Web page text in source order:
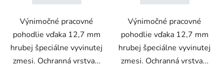
Výnimočné pracovné
pohodlie vďaka 12,7 mm
hrubej špeciálne vyvinutej
zmesi. Ochranná vrstva...
Výnimočné pracovné
pohodlie vďaka 12,7 mm
hrubej špeciálne vyvinutej
zmesi. Ochranná vrstva...